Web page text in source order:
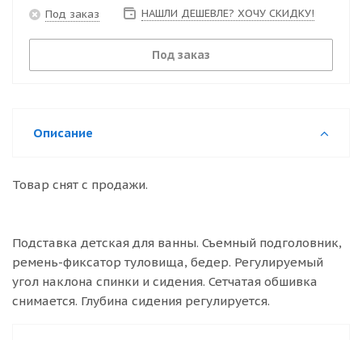
Под заказ НАШЛИ ДЕШЕВЛЕ? ХОЧУ СКИДКУ!
Под заказ
Описание
Товар снят с продажи.
Подставка детская для ванны. Съемный подголовник,
ремень-фиксатор туловища, бедер. Регулируемый
угол наклона спинки и сидения. Сетчатая обшивка
снимается. Глубина сидения регулируется.